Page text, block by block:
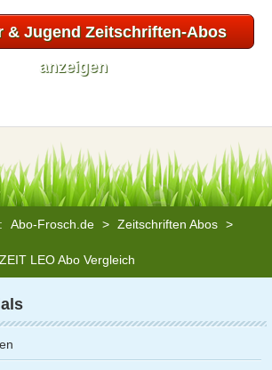
& Jugend Zeitschriften-Abos
anzeigen
Abo-Frosch.de > Zeitschriften Abos >
ZEIT LEO Abo Vergleich